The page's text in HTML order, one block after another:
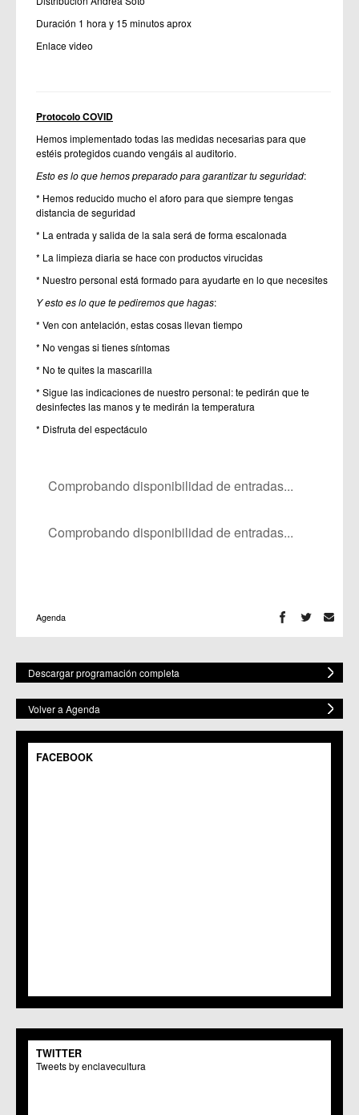
Duración 1 hora y 15 minutos aprox
Enlace video
Protocolo COVID
Hemos implementado todas las medidas necesarias para que
estéis protegidos cuando vengáis al auditorio.
Esto es lo que hemos preparado para garantizar tu seguridad:
* Hemos reducido mucho el aforo para que siempre tengas
distancia de seguridad
* La entrada y salida de la sala será de forma escalonada
* La limpieza diaria se hace con productos virucidas
* Nuestro personal está formado para ayudarte en lo que necesites
Y esto es lo que te pediremos que hagas:
* Ven con antelación, estas cosas llevan tiempo
* No vengas si tienes síntomas
* No te quites la mascarilla
* Sigue las indicaciones de nuestro personal: te pedirán que te
desinfectes las manos y te medirán la temperatura
* Disfruta del espectáculo
Comprobando disponibilidad de entradas...
Comprobando disponibilidad de entradas...
Agenda
Descargar programación completa
Volver a Agenda
FACEBOOK
TWITTER
Tweets by enclavecultura